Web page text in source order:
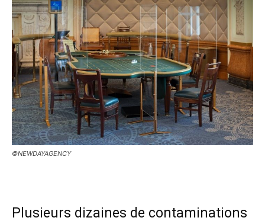
©NEWDAYAGENCY
Plusieurs dizaines de contaminations